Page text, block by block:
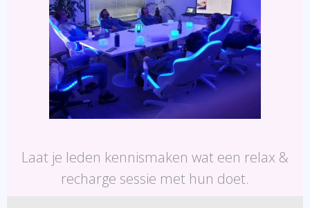
Laat je leden kennismaken wat een relax &
recharge sessie met hun doet.